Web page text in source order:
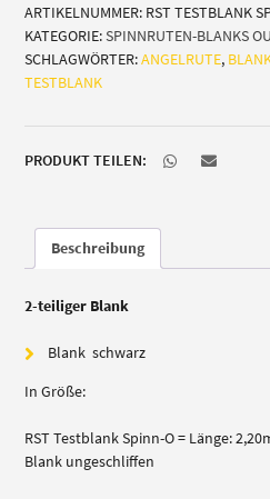
2,20m
Menge
ARTIKELNUMMER: RST TESTBLANK
KATEGORIE:SPINNRUTEN-BLANKS
SCHLAGWÖRTER:ANGELRUTE,
TESTBLANK
PRODUKT TEILEN:
Beschreibung
2-teiliger Blank
Blank schwarz
In Größe:
RST Testblank Spinn-O = Länge:
Blank ungeschliffen